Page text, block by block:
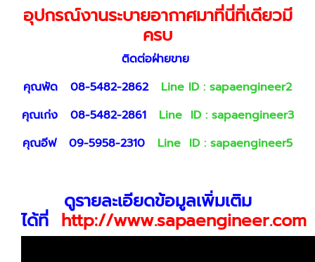
อุปกรณ์งานระบายอากาศมาที่นี่ที่เดียวมี
ครบ
ติดต่อฝ่ายขาย
คุณพัด 08-5482-2862 Line ID : sapaengineer2
คุณเก่ง 08-5482-2861 Line ID : sapaengineer3
คุณอีฟ
09-5958-2310 Line ID : sapaengineer5
ดูรายละเอียดข้อมูลเพิ่มเติม
ได้ที่ http://www.sapaengineer.com